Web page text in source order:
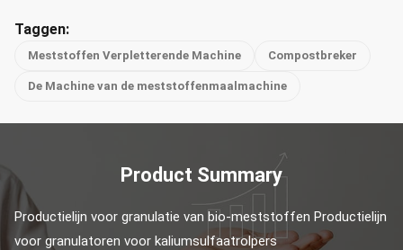
Taggen:
Meststoffen Verpletterende Machine Compostbreker
De Machine van de meststoffenmaalmachine
Product Summary
Productielijn voor granulatie van bio-meststoffen Productielijn
voor granulatoren voor kaliumsulfaatrolpers